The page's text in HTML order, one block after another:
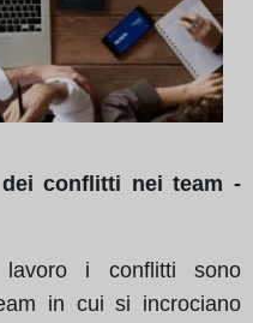
conflitti nei team -
i conflitti sono
in cui si incrociano